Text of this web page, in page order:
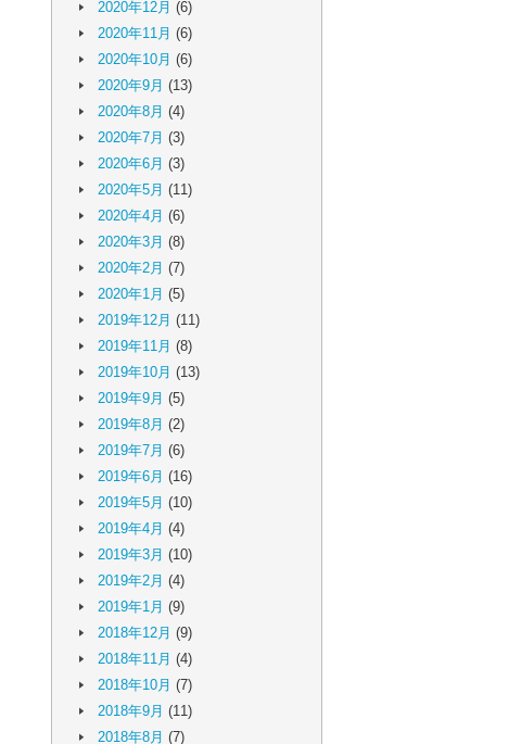
2020年12月 (6)
2020年11月 (6)
2020年10月 (6)
2020年9月 (13)
2020年8月 (4)
2020年7月 (3)
2020年6月 (3)
2020年5月 (11)
2020年4月 (6)
2020年3月 (8)
2020年2月 (7)
2020年1月 (5)
2019年12月 (11)
2019年11月 (8)
2019年10月 (13)
2019年9月 (5)
2019年8月 (2)
2019年7月 (6)
2019年6月 (16)
2019年5月 (10)
2019年4月 (4)
2019年3月 (10)
2019年2月 (4)
2019年1月 (9)
2018年12月 (9)
2018年11月 (4)
2018年10月 (7)
2018年9月 (11)
2018年8月 (7)